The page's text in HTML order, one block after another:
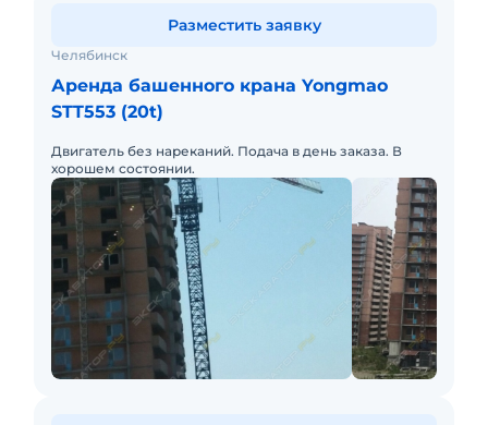
Челябинск
Аренда башенного крана Yongmao
STT553 (20t)
Двигатель без нареканий. Подача в день заказа. В
хорошем состоянии.
Разместить заявку